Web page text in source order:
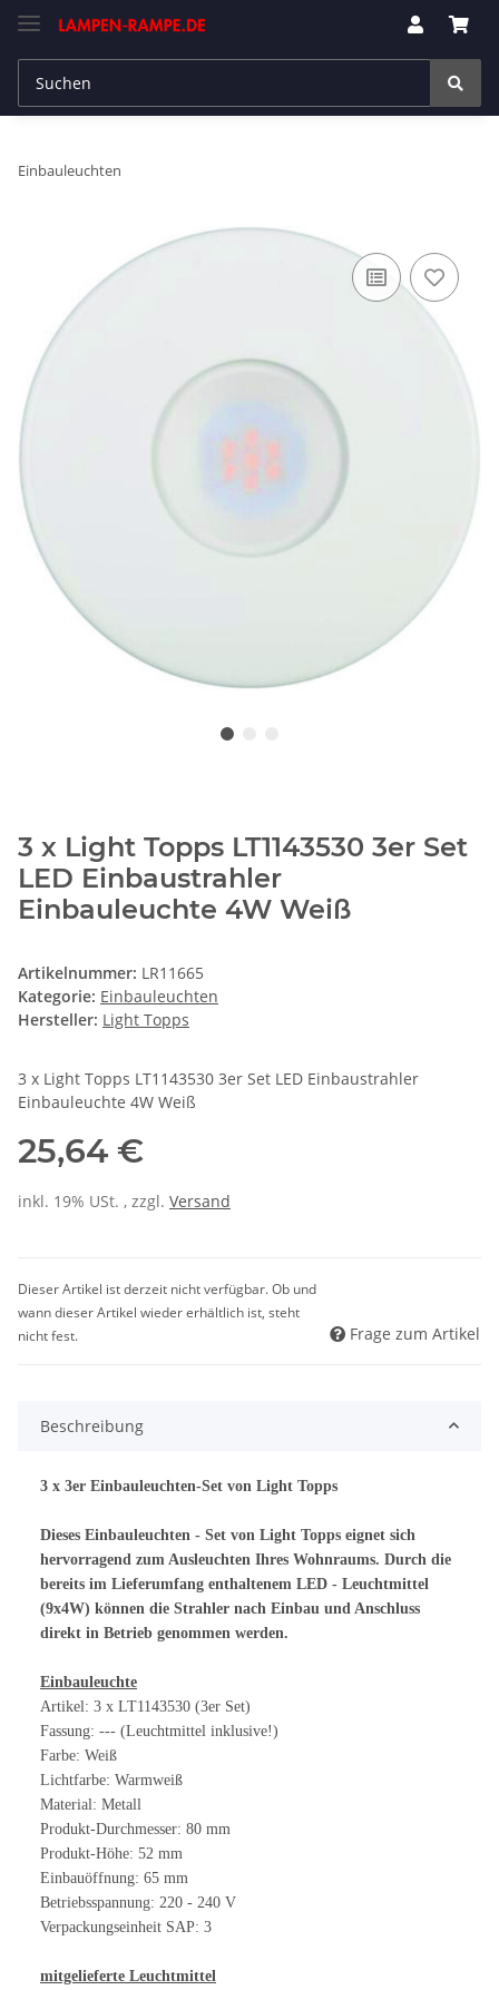
Einbauleuchten
3 x Light Topps LT1143530 3er Set
LED Einbaustrahler
Einbauleuchte 4W Weiß
Artikelnummer: LR11665
Kategorie: Einbauleuchten
Hersteller: Light Topps
3 x Light Topps LT1143530 3er Set LED Einbaustrahler
Einbauleuchte 4W Weiß
25,64 €
inkl. 19% USt. , zzgl. Versand
Dieser Artikel ist derzeit nicht verfügbar. Ob und
wann dieser Artikel wieder erhältlich ist, steht
nicht fest.
Frage zum Artikel
Beschreibung
3 x 3er Einbauleuchten-Set von Light Topps
Dieses Einbauleuchten - Set von Light Topps eignet sich
hervorragend zum Ausleuchten Ihres Wohnraums. Durch die
bereits im Lieferumfang enthaltenem LED - Leuchtmittel
(9x4W) können die Strahler nach Einbau und Anschluss
direkt in Betrieb genommen werden.
Einbauleuchte
Artikel: 3 x LT1143530 (3er Set)
Fassung: --- (Leuchtmittel inklusive!)
Farbe: Weiß
Lichtfarbe: Warmweiß
Material: Metall
Produkt-Durchmesser: 80 mm
Produkt-Höhe: 52 mm
Einbauöffnung: 65 mm
Betriebsspannung: 220 - 240 V
Verpackungseinheit SAP: 3
mitgelieferte Leuchtmittel